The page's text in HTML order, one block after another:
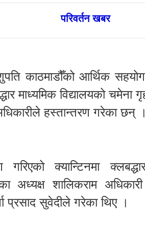
परिवर्तन खबर
काठमाडौँको आर्थिक
माध्यमिक विद्यालयको चमेना
हस्तान्तरण गरेका छन् ।
गरिएको क्यान्टिनमा
अध्यक्ष शालिकराम
प्रसाद सुवेदीले गरेका थिए ।